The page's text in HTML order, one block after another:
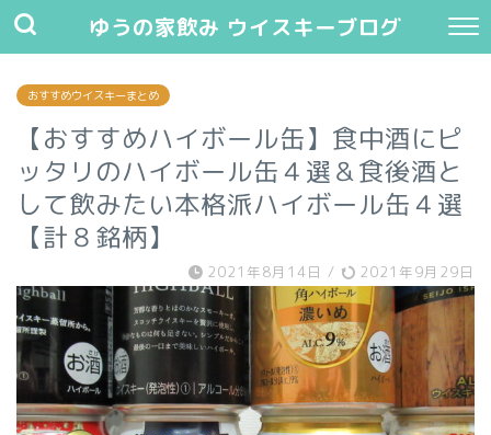
ゆうの家飲み ウイスキーブログ
おすすめウイスキーまとめ
【おすすめハイボール缶】食中酒にピ
ッタリのハイボール缶４選＆食後酒と
して飲みたい本格派ハイボール缶４選
【計８銘柄】
2021年8月14日 / 2021年9月29日